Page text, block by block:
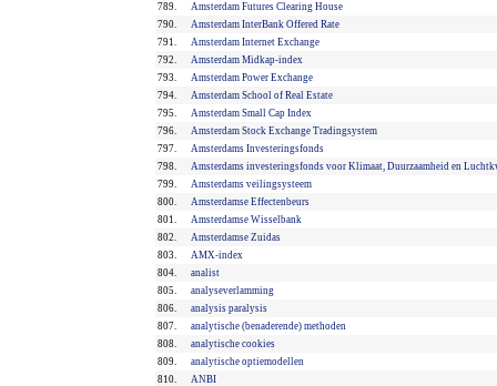
789.
Amsterdam Futures Clearing House
790.
Amsterdam InterBank Offered Rate
791.
Amsterdam Internet Exchange
792.
Amsterdam Midkap-index
793.
Amsterdam Power Exchange
794.
Amsterdam School of Real Estate
795.
Amsterdam Small Cap Index
796.
Amsterdam Stock Exchange Tradingsystem
797.
Amsterdams Investeringsfonds
798.
Amsterdams investeringsfonds voor Klimaat, Duurzaamheid en
799.
Amsterdams veilingsysteem
800.
Amsterdamse Effectenbeurs
801.
Amsterdamse Wisselbank
802.
Amsterdamse Zuidas
803.
AMX-index
804.
analist
805.
analyseverlamming
806.
analysis paralysis
807.
analytische (benaderende) methoden
808.
analytische cookies
809.
analytische optiemodellen
810.
ANBI